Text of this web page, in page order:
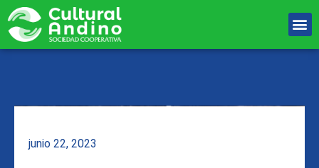
contenido
junio 22, 2023